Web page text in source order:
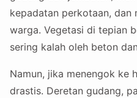
kepadatan perkotaan,
warga. Vegetasi di tepian
sering kalah oleh beton
Namun, jika menengok ke
drastis. Deretan gudang,